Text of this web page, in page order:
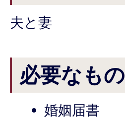
夫と妻
必要なもの
婚姻届書